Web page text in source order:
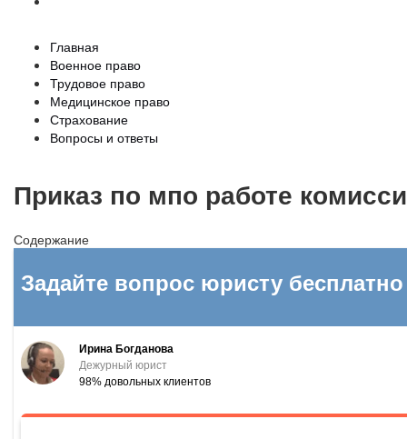
Главная
Военное право
Трудовое право
Медицинское право
Страхование
Вопросы и ответы
Приказ по мпо работе
Содержание